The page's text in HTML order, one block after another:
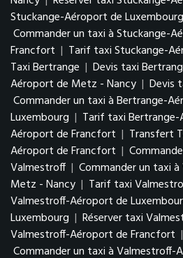
Stuckange-Aéroport de Luxembourg
Commander un taxi à Stuckange-
Francfort | Tarif taxi Stuckange-
Taxi Bertrange | Devis taxi
Aéroport de Metz - Nancy | Devis
Commander un taxi à Bertrange-
Luxembourg | Tarif taxi
Aéroport de Francfort | Transfert
Aéroport de Francfort |
Valmestroff | Commander un taxi
Metz - Nancy | Tarif taxi
Valmestroff-Aéroport de
Luxembourg | Réserver taxi
Valmestroff-Aéroport de Francfort |
Commander un taxi à